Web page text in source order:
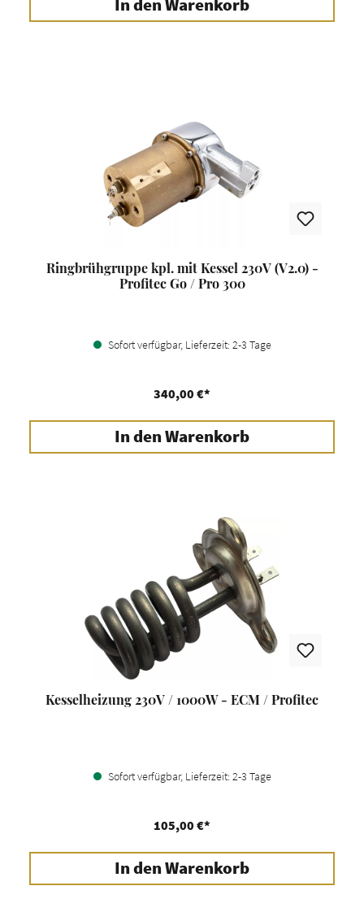
In den Warenkorb
Ringbrühgruppe kpl. mit Kessel 230V (V2.0) -
Profitec Go / Pro 300
Sofort verfügbar, Lieferzeit: 2-3 Tage
340,00 €*
In den Warenkorb
Kesselheizung 230V / 1000W - ECM / Profitec
Sofort verfügbar, Lieferzeit: 2-3 Tage
105,00 €*
In den Warenkorb